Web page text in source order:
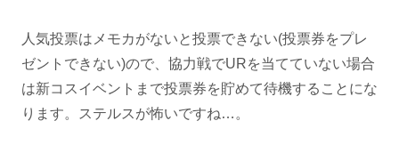
人気投票はメモカがないと投票できない(投票券をプレ
ゼントできない)ので、協力戦でURを当てていない場合
は新コスイベントまで投票券を貯めて待機することにな
ります。ステルスが怖いですね…。